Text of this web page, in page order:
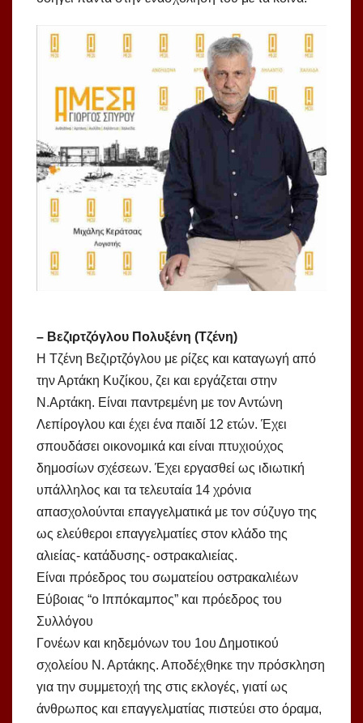
– Βεζιρτζόγλου Πολυξένη (Τζένη)
Η Τζένη Βεζιρτζόγλου με ρίζες και καταγωγή από
την Αρτάκη Κυζίκου, ζει και εργάζεται στην
Ν.Αρτάκη. Είναι παντρεμένη με τον Αντώνη
Λεπίρογλου και έχει ένα παιδί 12 ετών. Έχει
σπουδάσει οικονομικά και είναι πτυχιούχος
δημοσίων σχέσεων. Έχει εργασθεί ως ιδιωτική
υπάλληλος και τα τελευταία 14 χρόνια
απασχολούνται επαγγελματικά με τον σύζυγο της
ως ελεύθεροι επαγγελματίες στον κλάδο της
αλιείας- κατάδυσης- οστρακαλιείας.
Είναι πρόεδρος του σωματείου οστρακαλιέων
Εύβοιας “ο Ιππόκαμπος” και πρόεδρος του
Συλλόγου
Γονέων και κηδεμόνων του 1ου Δημοτικού
σχολείου Ν. Αρτάκης. Αποδέχθηκε την πρόσκληση
για την συμμετοχή της στις εκλογές, γιατί ως
άνθρωπος και επαγγελματίας πιστεύει στο όραμα,